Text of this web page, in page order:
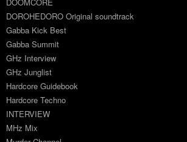
DOROHEDORO Original soundtrack
Gabba Kick Best
Gabba Summit
GHz Interview
GHz Junglist
Hardcore Guidebook
Hardcore Techno
INTERVIEW
MHz Mix